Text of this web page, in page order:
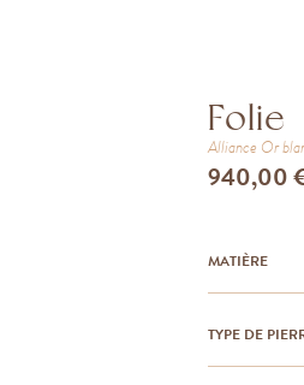
Folie
Alliance Or
940,00
MATIÈRE
TYPE DE